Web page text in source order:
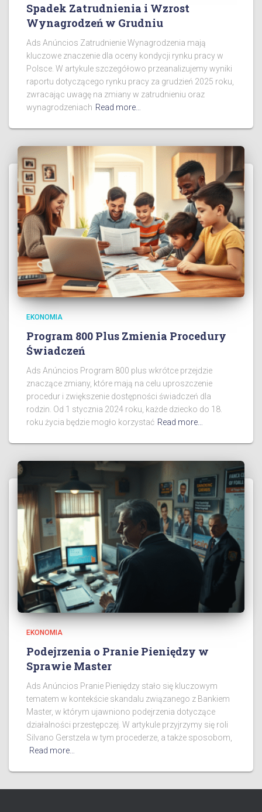
Spadek Zatrudnienia i Wzrost
Wynagrodzeń w Grudniu
Ads Anúncios Zatrudnienie Wynagrodzenia mają
kluczowe znaczenie dla oceny kondycji rynku pracy w
Polsce. W artykule szczegółowo przeanalizujemy wyniki
raportu dotyczącego rynku pracy za grudzień 2025 roku,
zwracając uwagę na zmiany w zatrudnieniu oraz
wynagrodzeniach Read more…
EKONOMIA
Program 800 Plus Zmienia Procedury
Świadczeń
Ads Anúncios Program 800 plus wkrótce przejdzie
znaczące zmiany, które mają na celu uproszczenie
procedur i zwiększenie dostępności świadczeń dla
rodzin. Od 1 stycznia 2024 roku, każde dziecko do 18.
roku życia będzie mogło korzystać Read more…
EKONOMIA
Podejrzenia o Pranie Pieniędzy w
Sprawie Master
Ads Anúncios Pranie Pieniędzy stało się kluczowym
tematem w kontekście skandalu związanego z Bankiem
Master, w którym ujawniono podejrzenia dotyczące
działalności przestępczej. W artykule przyjrzymy się roli
Silvano Gerstzela w tym procederze, a także sposobom,
Read more…